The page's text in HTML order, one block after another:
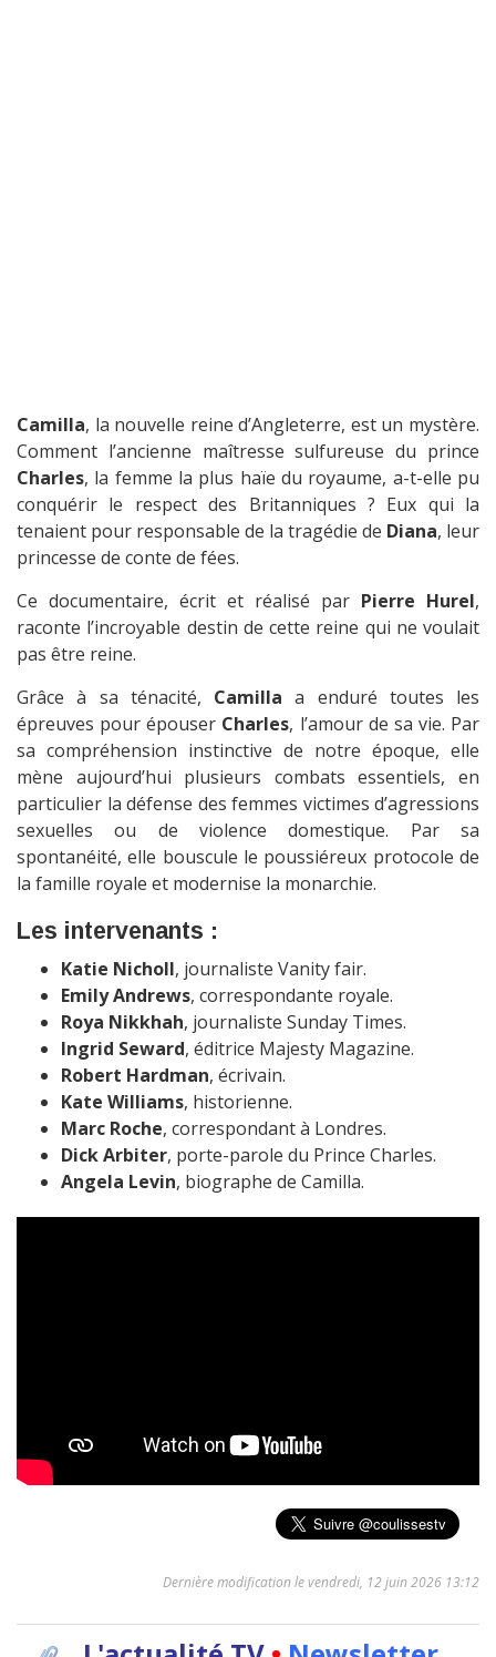
Camilla, la nouvelle reine d’Angleterre, est un mystère.
Comment l’ancienne maîtresse sulfureuse du prince
Charles, la femme la plus haïe du royaume, a-t-elle pu
conquérir le respect des Britanniques ? Eux qui la
tenaient pour responsable de la tragédie de Diana, leur
princesse de conte de fées.
Ce documentaire, écrit et réalisé par Pierre Hurel,
raconte l’incroyable destin de cette reine qui ne voulait
pas être reine.
Grâce à sa ténacité, Camilla a enduré toutes les
épreuves pour épouser Charles, l’amour de sa vie. Par
sa compréhension instinctive de notre époque, elle
mène aujourd’hui plusieurs combats essentiels, en
particulier la défense des femmes victimes d’agressions
sexuelles ou de violence domestique. Par sa
spontanéité, elle bouscule le poussiéreux protocole de
la famille royale et modernise la monarchie.
Les intervenants :
Katie Nicholl, journaliste Vanity fair.
Emily Andrews, correspondante royale.
Roya Nikkhah, journaliste Sunday Times.
Ingrid Seward, éditrice Majesty Magazine.
Robert Hardman, écrivain.
Kate Williams, historienne.
Marc Roche, correspondant à Londres.
Dick Arbiter, porte-parole du Prince Charles.
Angela Levin, biographe de Camilla.
Dernière modification le vendredi, 12 juin 2026 13:12